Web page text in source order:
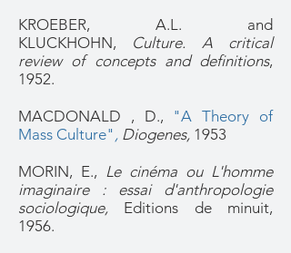
KROEBER, A.L. and
KLUCKHOHN, Culture. A critical
review of concepts and definitions,
1952.
MACDONALD , D., "A Theory of
Mass Culture" , Diogenes, 1953
MORIN, E., Le cinéma ou L'homme
imaginaire : essai d'anthropologie
sociologique, Editions de minuit,
1956.